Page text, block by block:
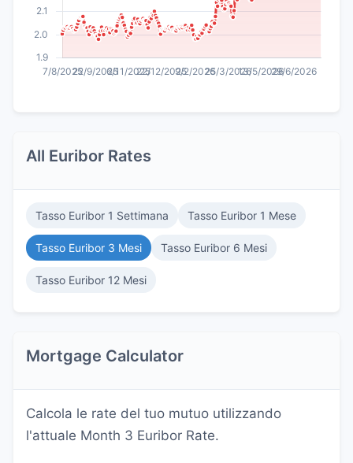
All Euribor Rates
Tasso Euribor 1 Settimana Tasso Euribor 1 Mese
Tasso Euribor 3 Mesi Tasso Euribor 6 Mesi
Tasso Euribor 12 Mesi
Mortgage Calculator
Calcola le rate del tuo mutuo utilizzando
l'attuale Month 3 Euribor Rate.